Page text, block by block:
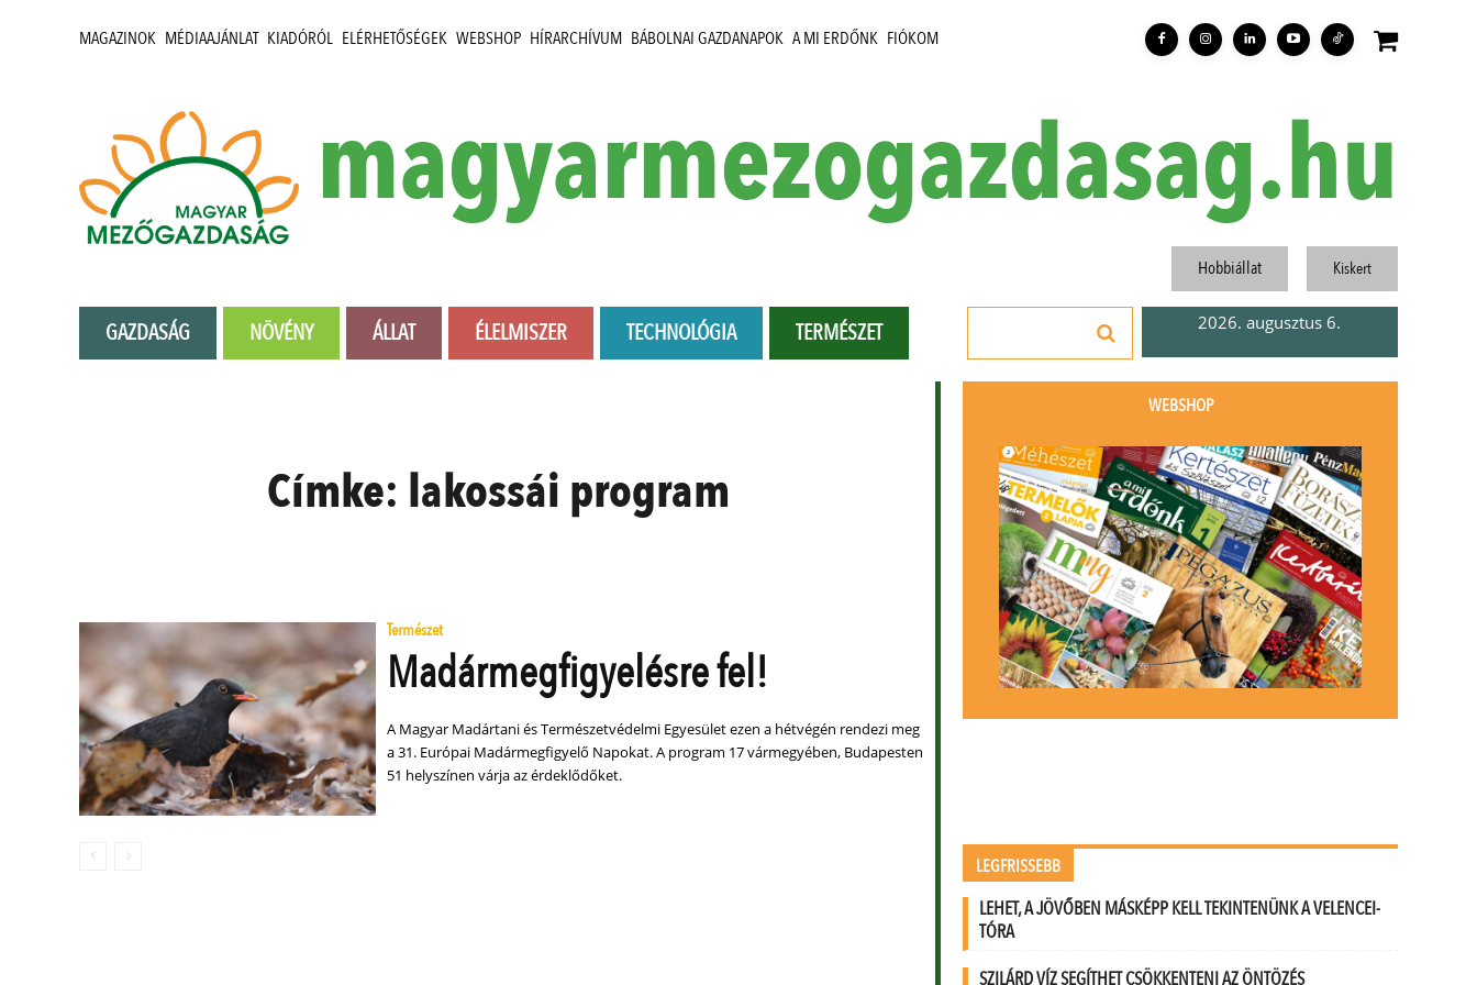
MAGAZINOK MÉDIAAJÁNLAT KIADÓRÓL ELÉRHETŐSÉGEK WEBSHOP HÍRARCHÍVUM BÁBOLNAI GAZDANAPOK A MI ERDŐNK FIÓKOM
magyarmezogazdasag.hu
GAZDASÁG NÖVÉNY ÁLLAT ÉLELMISZER TECHNOLÓGIA TERMÉSZET
Hobbiállat Kiskert
2026. augusztus 6.
Címke: lakossái program
Természet
Madármegfigyelésre fel!
A Magyar Madártani és Természetvédelmi Egyesület ezen a hétvégén rendezi meg
a 31. Európai Madármegfigyelő Napokat. A program 17 vármegyében, Budapesten
51 helyszínen várja az érdeklődőket.
WEBSHOP
LEGFRISSEBB
LEHET, A JÖVŐBEN MÁSKÉPP KELL TEKINTENÜNK A VELENCEI-
TÓRA
SZILÁRD VÍZ SEGÍTHET CSÖKKENTENI AZ ÖNTÖZÉS